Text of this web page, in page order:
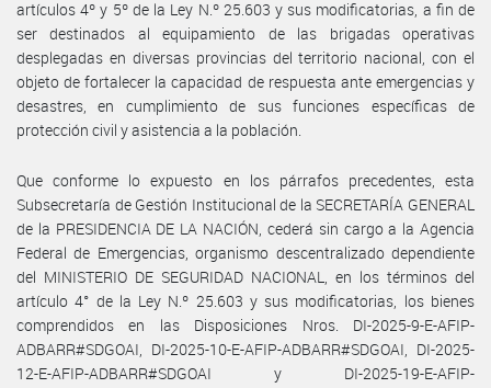
artículos 4º y 5º de la Ley N.º 25.603 y sus modificatorias, a fin de
ser destinados al equipamiento de las brigadas operativas
desplegadas en diversas provincias del territorio nacional, con el
objeto de fortalecer la capacidad de respuesta ante emergencias y
desastres, en cumplimiento de sus funciones específicas de
protección civil y asistencia a la población.
Que conforme lo expuesto en los párrafos precedentes, esta
Subsecretaría de Gestión Institucional de la SECRETARÍA GENERAL
de la PRESIDENCIA DE LA NACIÓN, cederá sin cargo a la Agencia
Federal de Emergencias, organismo descentralizado dependiente
del MINISTERIO DE SEGURIDAD NACIONAL, en los términos del
artículo 4° de la Ley N.º 25.603 y sus modificatorias, los bienes
comprendidos en las Disposiciones Nros. DI-2025-9-E-AFIP-
ADBARR#SDGOAI, DI-2025-10-E-AFIP-ADBARR#SDGOAI, DI-2025-
12-E-AFIP-ADBARR#SDGOAI y DI-2025-19-E-AFIP-